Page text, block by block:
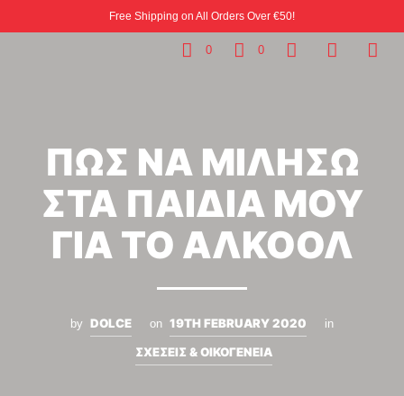
Free Shipping on All Orders Over €50!
0 0
ΠΩΣ ΝΑ ΜΙΛΗΣΩ
ΣΤΑ ΠΑΙΔΙΑ ΜΟΥ
ΓΙΑ ΤΟ ΑΛΚΟΟΛ
by DOLCE on 19TH FEBRUARY 2020 in
ΣΧΕΣΕΙΣ & ΟΙΚΟΓΕΝΕΙΑ